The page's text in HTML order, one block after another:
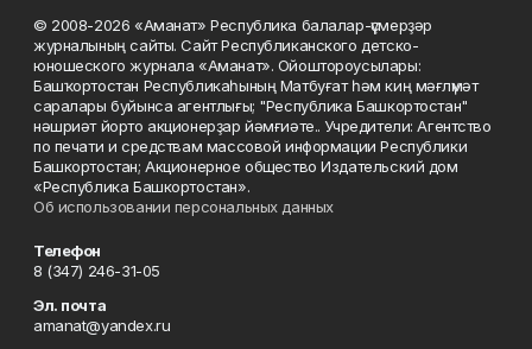
© 2008-2026 «Аманат» Республика балалар-үҫмерҙәр
журналының сайты. Сайт Республиканского детско-
юношеского журнала «Аманат». Ойоштороусылары:
Башҡортостан Республикаһының Матбуғат һәм киң мәғлүмәт
саралары буйынса агентлығы; "Республика Башкортостан"
нәшриәт йорто акционерҙар йәмғиәте.. Учредители: Агентство
по печати и средствам массовой информации Республики
Башкортостан; Акционерное общество Издательский дом
«Республика Башкортостан».
Об использовании персональных данных
Телефон
8 (347) 246-31-05
Эл. почта
amanat@yandex.ru